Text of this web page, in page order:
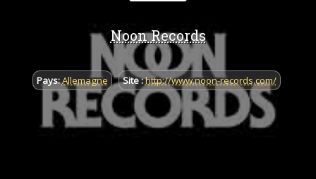
Noon Records
Pays:Allemagne Site :http://www.noon-records.com/